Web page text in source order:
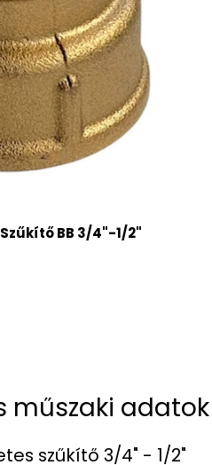
BB 3/4"-1/2"
műszaki adatok
szűkítő 3/4" - 1/2"